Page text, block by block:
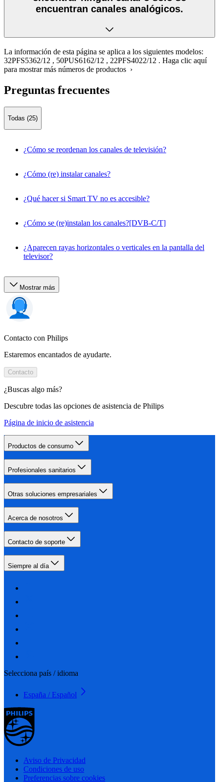
encuentran canales analógicos.
La información de esta página se aplica a los siguientes modelos:
32PFS5362/12 , 50PUS6162/12 , 22PFS4022/12 . Haga clic aquí
para mostrar más números de productos ›
Preguntas frecuentes
Todas (25)
¿Cómo se reordenan los canales de televisión?
¿Cómo (re) instalar canales?
¿Qué hacer si Smart TV no es accesible?
¿Cómo se (re)instalan los canales?[DVB-C/T]
¿Aparecen rayas horizontales o verticales en la pantalla del
televisor?
Mostrar más
Contacto con Philips
Estaremos encantados de ayudarte.
Contacto
¿Buscas algo más?
Descubre todas las opciones de asistencia de Philips
Página de inicio de asistencia
Productos de consumo
Profesionales sanitarios
Otras soluciones empresariales
Acerca de nosotros
Contacto de soporte
Siempre al día
Selecciona país / idioma
España / Español
Aviso de Privacidad
Condiciones de uso
Preferencias sobre cookies